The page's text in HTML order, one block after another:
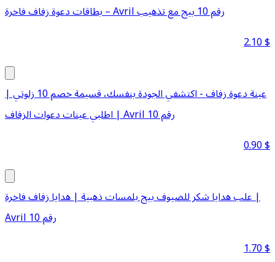
بطاقات دعوة زفاف فاخرة – Avril رقم 10 بيج مع تذهيب
2.10$
عينة دعوة زفاف - اكتشفي الجودة بنفسك، قسيمة خصم 10 زلوتي |
اطلبي عينات دعوات الزفاف | Avril رقم 10
0.90$
علب هدايا شكر للضيوف بيج بلمسات ذهبية | هدايا زفاف فاخرة |
Avril رقم 10
1.70$